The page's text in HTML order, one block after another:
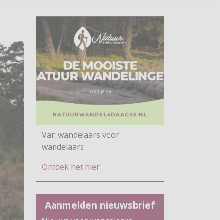
Van wandelaars voor
wandelaars
Ontdek het hier
Aanmelden nieuwsbrief